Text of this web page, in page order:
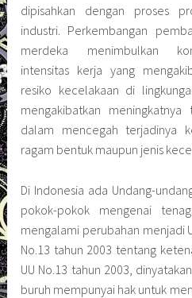
dipisahkan dengan proses
industri. Perkembangan
merdeka menimbulkan
intensitas kerja yang
resiko kecelakaan di
mengakibatkan
dalam mencegah terjadinya
ragam bentuk maupun jenis
Di Indonesia ada Undang-
pokok-pokok mengenai
mengalami perubahan menjadi
No.13 tahun 2003 tentang
UU No.13 tahun 2003,
buruh mempunyai hak untuk